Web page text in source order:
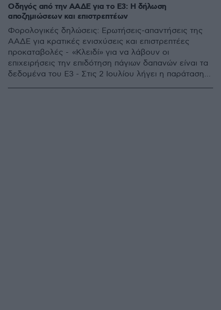
Οδηγός από την ΑΑΔΕ για το Ε3: Η δήλωση
αποζημιώσεων και επιστρεπτέων
Φορολογικές δηλώσεις: Ερωτήσεις-απαντήσεις της
ΑΑΔΕ για κρατικές ενισχύσεις και επιστρεπτέες
προκαταβολές - «Κλειδί» για να λάβουν οι
επιχειρήσεις την επιδότηση πάγιων δαπανών είναι τα
δεδομένα του Ε3 - Στις 2 Ιουλίου λήγει η παράταση